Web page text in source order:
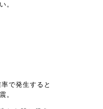
。
で発生すると
。